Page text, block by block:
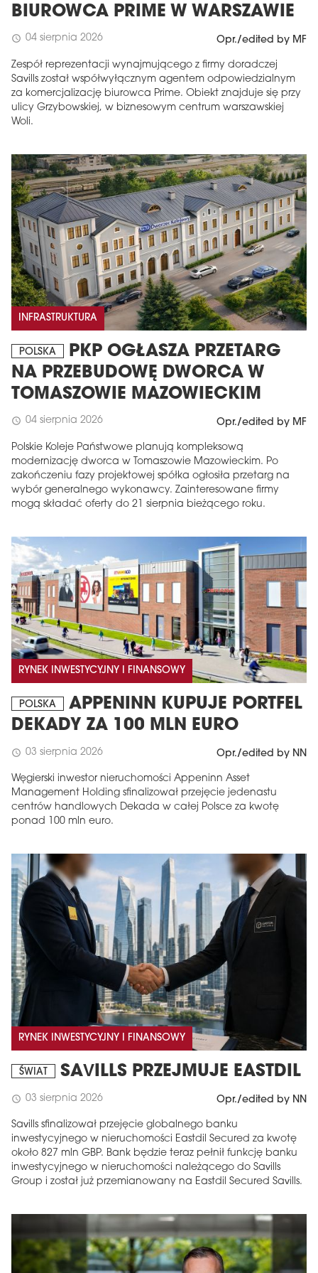
BIUROWCA PRIME W WARSZAWIE
schedule 04 sierpnia 2026 Opr./edited by MF
Zespół reprezentacji wynajmującego z firmy doradczej
Savills został współwyłącznym agentem odpowiedzialnym
za komercjalizację biurowca Prime. Obiekt znajduje się przy
ulicy Grzybowskiej, w biznesowym centrum warszawskiej
Woli.
INFRASTRUKTURA
POLSKA
PKP OGŁASZA PRZETARG
NA PRZEBUDOWĘ DWORCA W
TOMASZOWIE MAZOWIECKIM
schedule 04 sierpnia 2026 Opr./edited by MF
Polskie Koleje Państwowe planują kompleksową
modernizację dworca w Tomaszowie Mazowieckim. Po
zakończeniu fazy projektowej spółka ogłosiła przetarg na
wybór generalnego wykonawcy. Zainteresowane firmy
mogą składać oferty do 21 sierpnia bieżącego roku.
RYNEK INWESTYCYJNY I FINANSOWY
POLSKA
APPENINN KUPUJE PORTFEL
DEKADY ZA 100 MLN EURO
schedule 03 sierpnia 2026 Opr./edited by NN
Węgierski inwestor nieruchomości Appeninn Asset
Management Holding sfinalizował przejęcie jedenastu
centrów handlowych Dekada w całej Polsce za kwotę
ponad 100 mln euro.
RYNEK INWESTYCYJNY I FINANSOWY
ŚWIAT SAVILLS PRZEJMUJE EASTDIL
schedule 03 sierpnia 2026 Opr./edited by NN
Savills sfinalizował przejęcie globalnego banku
inwestycyjnego w nieruchomości Eastdil Secured za kwotę
około 827 mln GBP. Bank będzie teraz pełnił funkcję banku
inwestycyjnego w nieruchomości należącego do Savills
Group i został już przemianowany na Eastdil Secured Savills.